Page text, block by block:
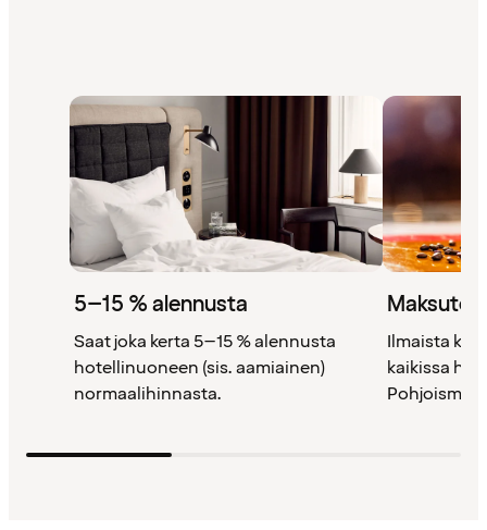
5–15 % alennusta
Saat joka kerta 5–15 % alennusta
hotellinuoneen (sis. aamiainen)
normaalihinnasta.
Ilmaista
kaikissa